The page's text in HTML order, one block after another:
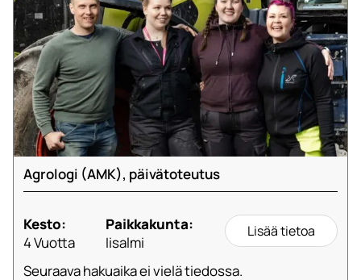
Agrologi (AMK), päivätoteutus
Kesto:
4 Vuotta
Paikkakunta:
Iisalmi
Lisää tietoa
Seuraava hakuaika ei vielä tiedossa.